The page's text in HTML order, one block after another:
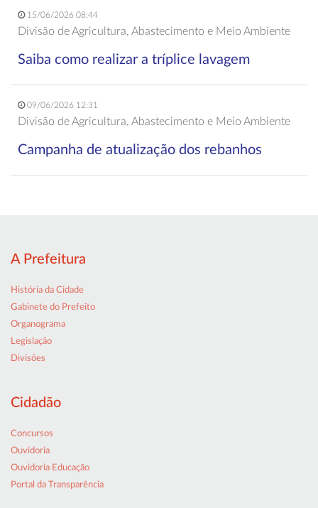
15/06/2026 08:44
Divisão de Agricultura, Abastecimento e Meio Ambiente
Saiba como realizar a tríplice lavagem
09/06/2026 12:31
Divisão de Agricultura, Abastecimento e Meio Ambiente
Campanha de atualização dos rebanhos
A Prefeitura
História da Cidade
Gabinete do Prefeito
Organograma
Legislação
Divisões
Cidadão
Concursos
Ouvidoria
Ouvidoria Educação
Portal da Transparência